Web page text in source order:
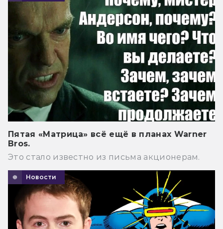
Пятая «Матрица» всё ещё в планах Warner
Bros.
Это стало известно из письма акционерам.
Новости